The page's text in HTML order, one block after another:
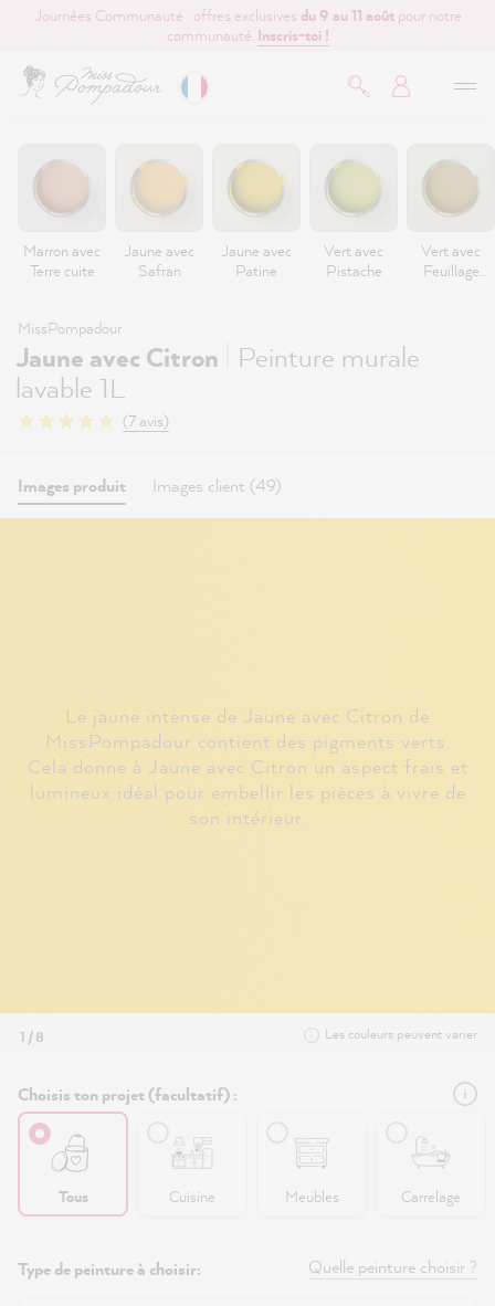
principal
Journées Communauté : offres exclusives du 9 au 11 aoûtpour notre
communauté. Inscris-toi !
Marron avec
Terre cuite
Jaune avec
Safran
Jaune avec
Patine
Vert avec
Pistache
Vert avec
Feuillage
MissPompadour
Jaune avec Citron
Peinture murale
lavable 1L
(7 avis)
Images produit Images client (49)
Le jaune intense de Jaune avec Citron de
MissPompadour contient des pigments verts.
Cela donne à Jaune avec Citron un aspect frais et
lumineux idéal pour embellir les pièces à vivre de
son intérieur.
1 / 8 Les couleurs peuvent varier
Choisis ton projet (facultatif) :
Tous Cuisine Meubles Carrelage
Type de peinture à choisir: Quelle peinture choisir ?